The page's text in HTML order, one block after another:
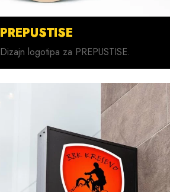
PREPUSTISE
Dizajn logotipa za PREPUSTISE.